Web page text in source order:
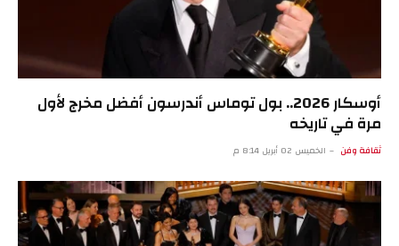
أوسكار 2026.. بول توماس أندرسون أفضل مخرج لأول
مرة في تاريخه
ثقافة وفن الخميس 02 أبريل 8:14 م